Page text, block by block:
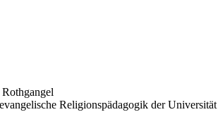
Religionspädagogik der Universität